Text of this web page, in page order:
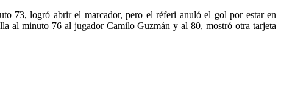
73, logró abrir el marcador, pero el réferi anuló el gol por estar en
al minuto 76 al jugador Camilo Guzmán y al 80, mostró otra tarjeta